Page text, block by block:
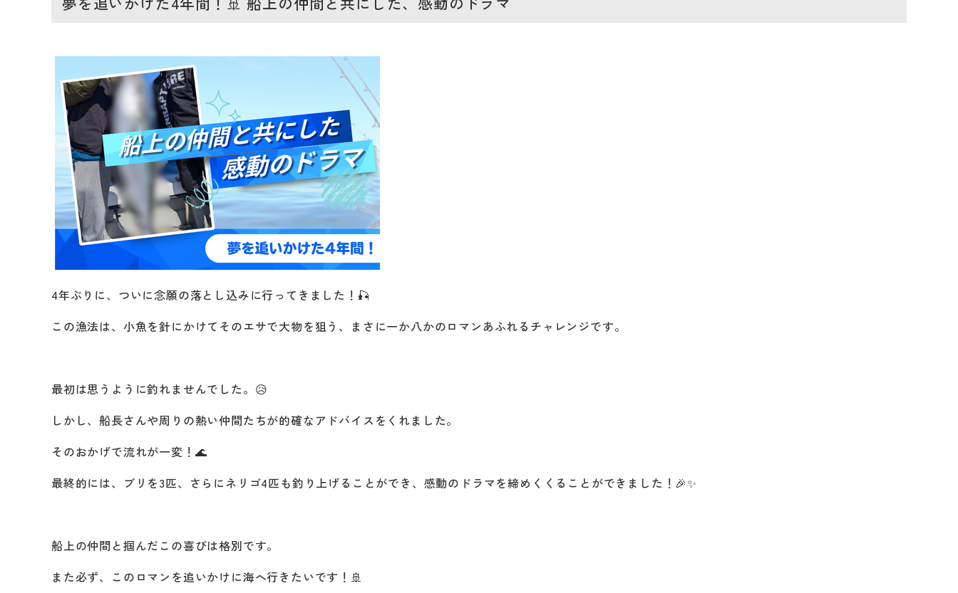
4年ぶりに、ついに念願の落とし込みに行ってきました！🎣
この漁法は、小魚を針にかけてそのエサで大物を狙う、まさに一か八かのロマンあふれるチャレンジです。
最初は思うように釣れませんでした。😥
しかし、船長さんや周りの熱い仲間たちが的確なアドバイスをくれました。
そのおかげで流れが一変！🌊
最終的には、ブリを3匹、さらにネリゴ4匹も釣り上げることができ、感動のドラマを締めくくることができました！🎉✨
船上の仲間と掴んだこの喜びは格別です。
また必ず、このロマンを追いかけに海へ行きたいです！🚢